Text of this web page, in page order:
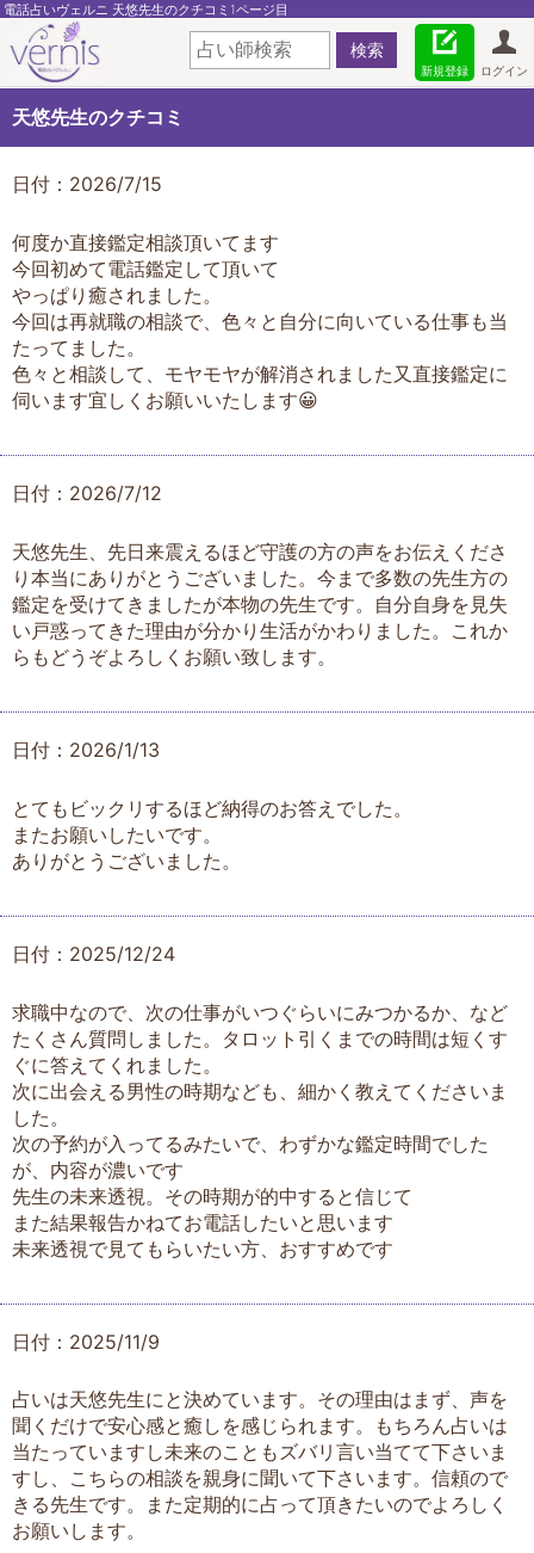
電話占いヴェルニ 天悠先生のクチコミ1ページ目
ログイン
新規登録
天悠先生のクチコミ
日付：2026/7/15
何度か直接鑑定相談頂いてます
今回初めて電話鑑定して頂いて
やっぱり癒されました。
今回は再就職の相談で、色々と自分に向いている仕事も当
たってました。
色々と相談して、モヤモヤが解消されました又直接鑑定に
伺います宜しくお願いいたします😀
日付：2026/7/12
天悠先生、先日来震えるほど守護の方の声をお伝えくださ
り本当にありがとうございました。今まで多数の先生方の
鑑定を受けてきましたが本物の先生です。自分自身を見失
い戸惑ってきた理由が分かり生活がかわりました。これか
らもどうぞよろしくお願い致します。
日付：2026/1/13
とてもビックリするほど納得のお答えでした。
またお願いしたいです。
ありがとうございました。
日付：2025/12/24
求職中なので、次の仕事がいつぐらいにみつかるか、など
たくさん質問しました。タロット引くまでの時間は短くす
ぐに答えてくれました。
次に出会える男性の時期なども、細かく教えてくださいま
した。
次の予約が入ってるみたいで、わずかな鑑定時間でした
が、内容が濃いです
先生の未来透視。その時期が的中すると信じて
また結果報告かねてお電話したいと思います
未来透視で見てもらいたい方、おすすめです
日付：2025/11/9
占いは天悠先生にと決めています。その理由はまず、声を
聞くだけで安心感と癒しを感じられます。もちろん占いは
当たっていますし未来のこともズバリ言い当てて下さいま
すし、こちらの相談を親身に聞いて下さいます。信頼ので
きる先生です。また定期的に占って頂きたいのでよろしく
お願いします。